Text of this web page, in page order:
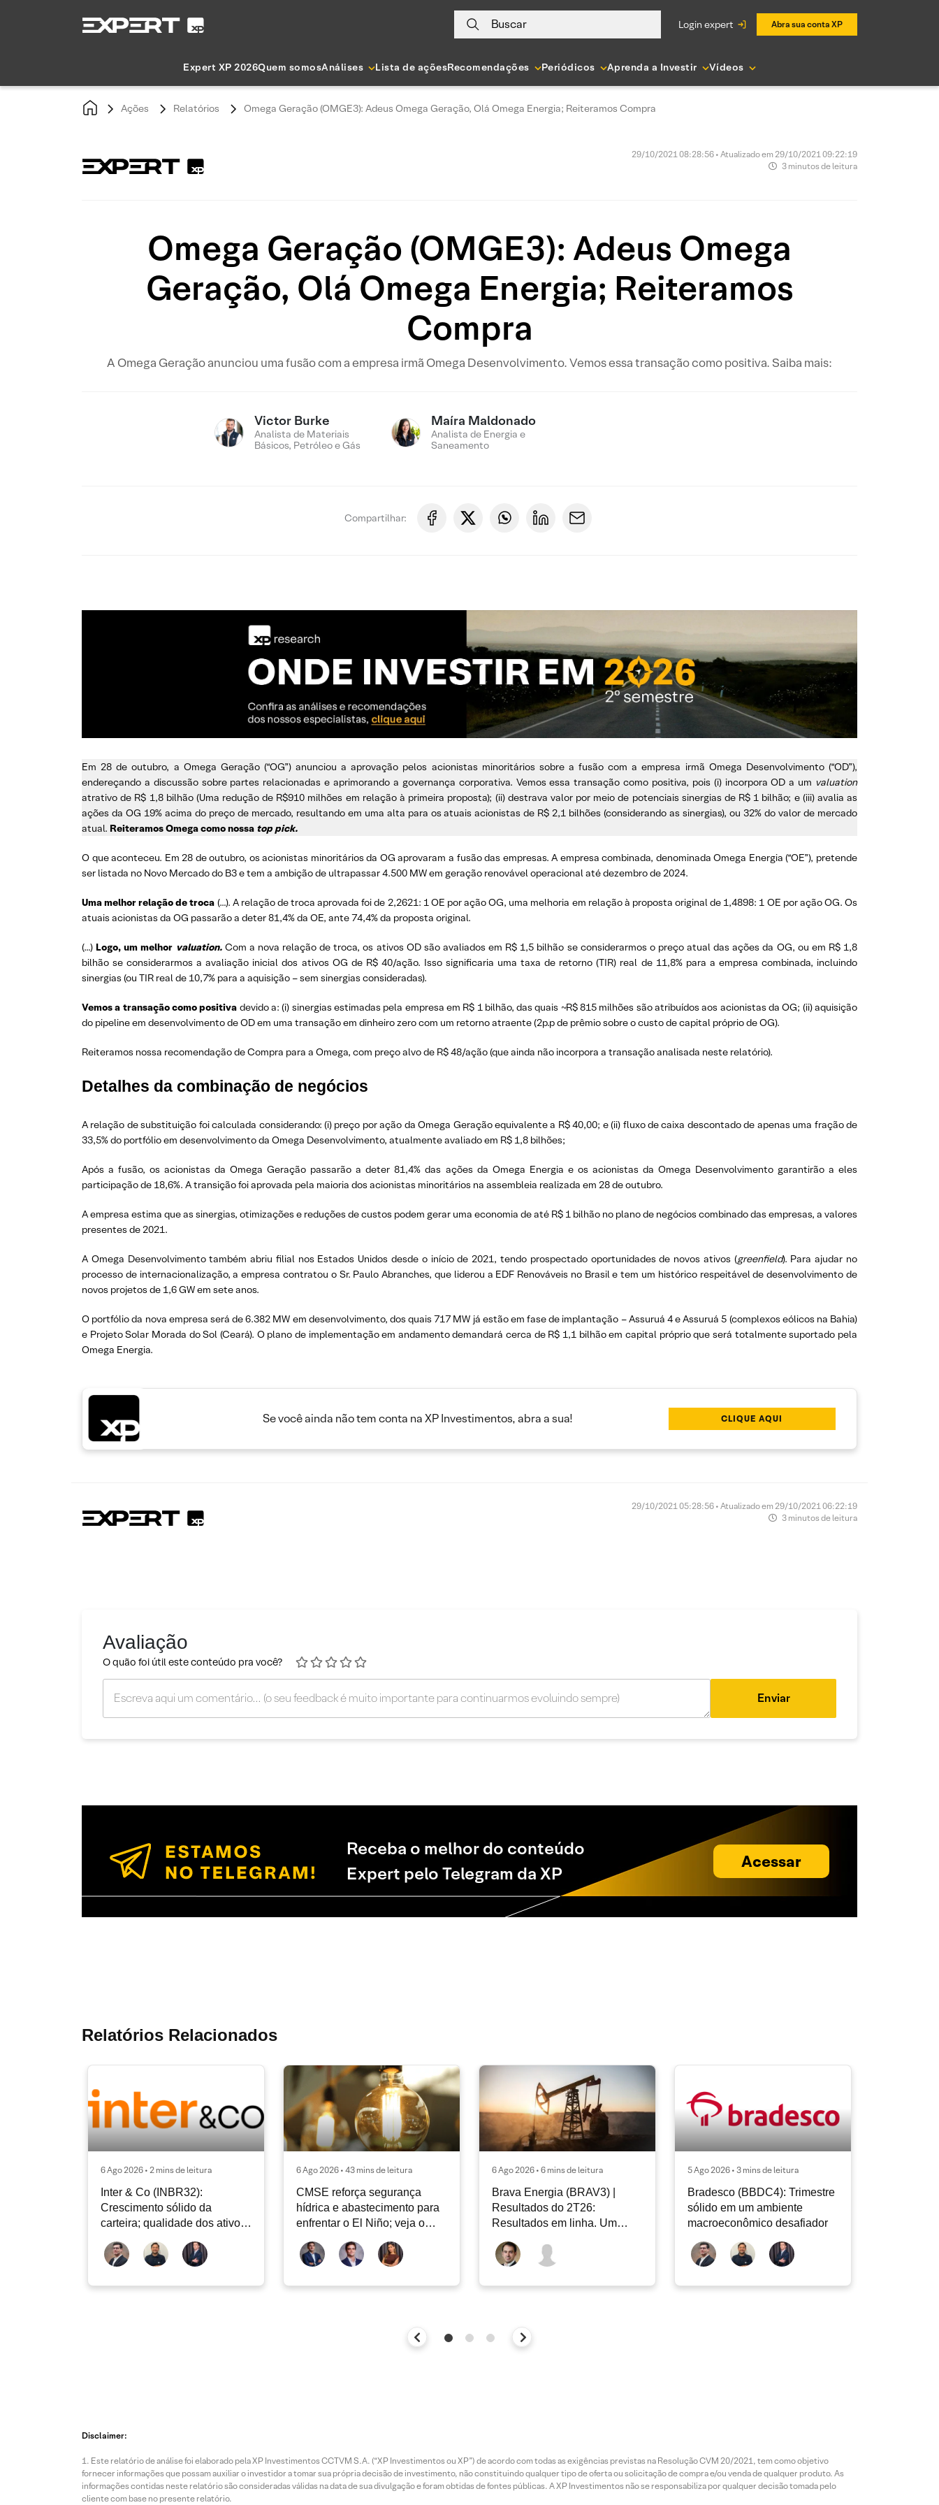
Buscar login expert Abra sua conta XP
Expert XP 2026Quem somosAnálises Lista de açõesRecomendações Periódicos Aprenda a Investir Vídeos
Ações Relatórios Omega Geração (OMGE3): Adeus Omega Geração, Olá Omega Energia; Reiteramos Compra
29/10/2021 08:28:56 • Atualizado em 29/10/2021 09:22:19
3 minutos de leitura
Omega Geração (OMGE3): Adeus Omega
Geração, Olá Omega Energia; Reiteramos
Compra
A Omega Geração anunciou uma fusão com a empresa irmã Omega Desenvolvimento. Vemos essa transação como positiva. Saiba mais:
Victor Burke
Analista de Materiais
Básicos, Petróleo e Gás
Maíra Maldonado
Analista de Energia e
Saneamento
Compartilhar:
Em 28 de outubro, a Omega Geração (“OG”) anunciou a aprovação pelos acionistas minoritários sobre a fusão com a empresa irmã Omega Desenvolvimento (“OD”),
endereçando a discussão sobre partes relacionadas e aprimorando a governança corporativa. Vemos essa transação como positiva, pois (i) incorpora OD a um valuation
atrativo de R$ 1,8 bilhão (Uma redução de R$910 milhões em relação à primeira proposta); (ii) destrava valor por meio de potenciais sinergias de R$ 1 bilhão; e (iii) avalia as
ações da OG 19% acima do preço de mercado, resultando em uma alta para os atuais acionistas de R$ 2,1 bilhões (considerando as sinergias), ou 32% do valor de mercado
atual. Reiteramos Omega como nossa top pick.
O que aconteceu. Em 28 de outubro, os acionistas minoritários da OG aprovaram a fusão das empresas. A empresa combinada, denominada Omega Energia (“OE”), pretende
ser listada no Novo Mercado do B3 e tem a ambição de ultrapassar 4.500 MW em geração renovável operacional até dezembro de 2024.
Uma melhor relação de troca (…). A relação de troca aprovada foi de 2,2621: 1 OE por ação OG, uma melhoria em relação à proposta original de 1,4898: 1 OE por ação OG. Os
atuais acionistas da OG passarão a deter 81,4% da OE, ante 74,4% da proposta original.
(…) Logo, um melhor valuation.Com a nova relação de troca, os ativos OD são avaliados em R$ 1,5 bilhão se considerarmos o preço atual das ações da OG, ou em R$ 1,8
bilhão se considerarmos a avaliação inicial dos ativos OG de R$ 40/ação. Isso significaria uma taxa de retorno (TIR) real de 11,8% para a empresa combinada, incluindo
sinergias (ou TIR real de 10,7% para a aquisição – sem sinergias consideradas).
Vemos a transação como positiva devido a: (i) sinergias estimadas pela empresa em R$ 1 bilhão, das quais ~R$ 815 milhões são atribuídos aos acionistas da OG; (ii) aquisição
do pipeline em desenvolvimento de OD em uma transação em dinheiro zero com um retorno atraente (2p.p de prêmio sobre o custo de capital próprio de OG).
Reiteramos nossa recomendação de Compra para a Omega, com preço alvo de R$ 48/ação (que ainda não incorpora a transação analisada neste relatório).
Detalhes da combinação de negócios
A relação de substituição foi calculada considerando: (i) preço por ação da Omega Geração equivalente a R$ 40,00; e (ii) fluxo de caixa descontado de apenas uma fração de
33,5% do portfólio em desenvolvimento da Omega Desenvolvimento, atualmente avaliado em R$ 1,8 bilhões;
Após a fusão, os acionistas da Omega Geração passarão a deter 81,4% das ações da Omega Energia e os acionistas da Omega Desenvolvimento garantirão a eles
participação de 18,6%. A transição foi aprovada pela maioria dos acionistas minoritários na assembleia realizada em 28 de outubro.
A empresa estima que as sinergias, otimizações e reduções de custos podem gerar uma economia de até R$ 1 bilhão no plano de negócios combinado das empresas, a valores
presentes de 2021.
A Omega Desenvolvimento também abriu filial nos Estados Unidos desde o início de 2021, tendo prospectado oportunidades de novos ativos (greenfield). Para ajudar no
processo de internacionalização, a empresa contratou o Sr. Paulo Abranches, que liderou a EDF Renováveis ​​no Brasil e tem um histórico respeitável de desenvolvimento de
novos projetos de 1,6 GW em sete anos.
O portfólio da nova empresa será de 6.382 MW em desenvolvimento, dos quais 717 MW já estão em fase de implantação – Assuruá 4 e Assuruá 5 (complexos eólicos na Bahia)
e Projeto Solar Morada do Sol (Ceará). O plano de implementação em andamento demandará cerca de R$ 1,1 bilhão em capital próprio que será totalmente suportado pela
Omega Energia.
Se você ainda não tem conta na XP Investimentos, abra a sua! CLIQUE AQUI
29/10/2021 05:28:56 • Atualizado em 29/10/2021 06:22:19
3 minutos de leitura
Avaliação
O quão foi útil este conteúdo pra você?
Enviar
Receba o melhor do conteúdo
Expert pelo Telegram da XP
Acessar
Relatórios Relacionados
6 Ago 2026 • 2 mins de leitura
Inter & Co (INBR32):
Crescimento sólido da
carteira; qualidade dos ativos
continua sendo o principal
debate
6 Ago 2026 • 43 mins de leitura
CMSE reforça segurança
hídrica e abastecimento para
enfrentar o El Niño; veja o
Radar Energia XP | Agosto
6 Ago 2026 • 6 mins de leitura
Brava Energia (BRAV3) |
Resultados do 2T26:
Resultados em linha. Um
novo capítulo à frente
5 Ago 2026 • 3 mins de leitura
Bradesco (BBDC4): Trimestre
sólido em um ambiente
macroeconômico desafiador
Disclaimer:
Este relatório de análise foi elaborado pela XP Investimentos CCTVM S.A. (“XP Investimentos ou XP”) de acordo com todas as exigências previstas na Resolução CVM 20/2021, tem como objetivo
fornecer informações que possam auxiliar o investidor a tomar sua própria decisão de investimento, não constituindo qualquer tipo de oferta ou solicitação de compra e/ou venda de qualquer produto. As
informações contidas neste relatório são consideradas válidas na data de sua divulgação e foram obtidas de fontes públicas. A XP Investimentos não se responsabiliza por qualquer decisão tomada pelo
cliente com base no presente relatório.